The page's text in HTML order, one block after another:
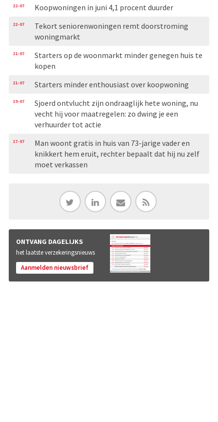
22-07 Koopwoningen in juni 4,1 procent duurder
22-07
Tekort seniorenwoningen remt doorstroming
woningmarkt
21-07
Starters op de woonmarkt minder genegen huis te
kopen
21-07 Starters minder enthousiast over koopwoning
19-07
Sjoerd ontvlucht zijn ondraaglijk hete woning, nu
vecht hij voor maatregelen: zo dwing je een
verhuurder tot actie
17-07
Man woont gratis in huis van 73-jarige vader en
knikkert hem eruit, rechter bepaalt dat hij nu zelf
moet verkassen
ONTVANG DAGELIJKS
het laatste verzekeringsnieuws
Aanmelden nieuwsbrief